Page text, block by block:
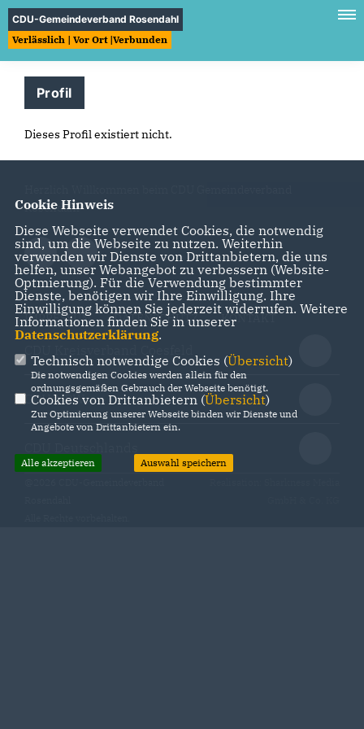
CDU-Gemeindeverband Rosendahl
Verlässlich | Vor Ort |Verbunden
Profil
Dieses Profil existiert nicht.
Rosendahl
IMPRESSUM DATENSCHUTZ KONTAKT
CDU Kreisverband Coesfeld
CDU NRW
Cookie Hinweis
Diese Webseite verwendet Cookies, die notwendig
sind, um die Webseite zu nutzen. Weiterhin
verwenden wir Dienste von Drittanbietern, die uns
helfen, unser Webangebot zu verbessern (Website-
Optmierung). Für die Verwendung bestimmter
Dienste, benötigen wir Ihre Einwilligung. Ihre
Einwilligung können Sie jederzeit widerrufen. Weitere
Informationen finden Sie in unserer
Datenschutzerklärung.
Technisch notwendige Cookies (Übersicht)
Die notwendigen Cookies werden allein für den
ordnungsgemäßen Gebrauch der Webseite benötigt.
Cookies von Drittanbietern (Übersicht)
Zur Optimierung unserer Webseite binden wir Dienste und
Angebote von Drittanbietern ein.
Alle akzeptieren Auswahl speichern